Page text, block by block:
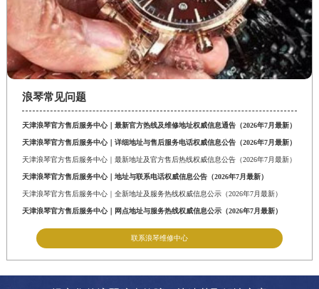
浪琴常见问题
天津浪琴官方售后服务中心｜最新官方热线及维修地址权威信息通告（2026年7月最新）
天津浪琴官方售后服务中心｜详细地址与售后服务电话权威信息公告（2026年7月最新）
天津浪琴官方售后服务中心｜最新地址及官方售后热线权威信息公告（2026年7月最新）
天津浪琴官方售后服务中心｜地址与联系电话权威信息公告（2026年7月最新）
天津浪琴官方售后服务中心｜全新地址及服务热线权威信息公示（2026年7月最新）
天津浪琴官方售后服务中心｜网点地址与服务热线权威信息公示（2026年7月最新）
联系浪琴维修中心